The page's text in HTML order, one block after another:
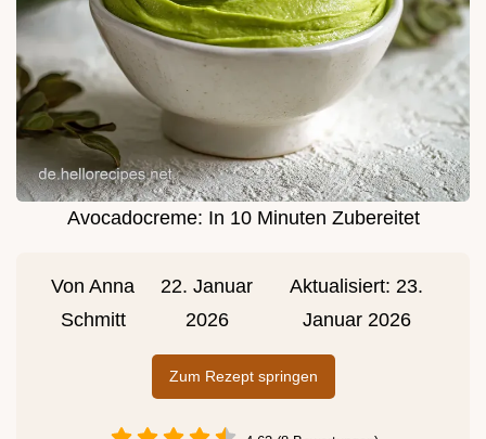
Avocadocreme: In 10 Minuten Zubereitet
VonAnna
Schmitt
22. Januar
2026
Aktualisiert:23.
Januar 2026
Zum Rezept springen